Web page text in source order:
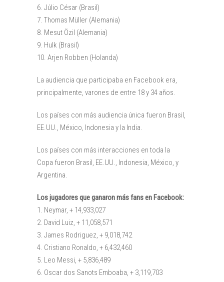
6. Júlio César (Brasil)
7. Thomas Müller (Alemania)
8. Mesut Özil (Alemania)
9. Hulk (Brasil)
10. Arjen Robben (Holanda)
La audiencia que participaba en Facebook era,
principalmente, varones de entre 18 y 34 años.
Los países con más audiencia única fueron Brasil,
EE.UU., México, Indonesia y la India.
Los países con más interacciones en toda la
Copa fueron Brasil, EE.UU., Indonesia, México, y
Argentina.
Los jugadores que ganaron más fans en Facebook:
1. Neymar, + 14,933,027
2. David Luiz, + 11,058,571
3. James Rodriguez, + 9,018,742
4. Cristiano Ronaldo, + 6,432,460
5. Leo Messi, + 5,836,489
6. Oscar dos Sanots Emboaba, + 3,119,703